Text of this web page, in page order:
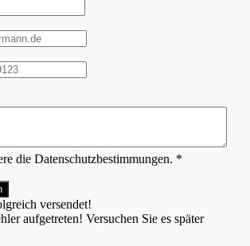
die Datenschutzbestimmungen. *
versendet!